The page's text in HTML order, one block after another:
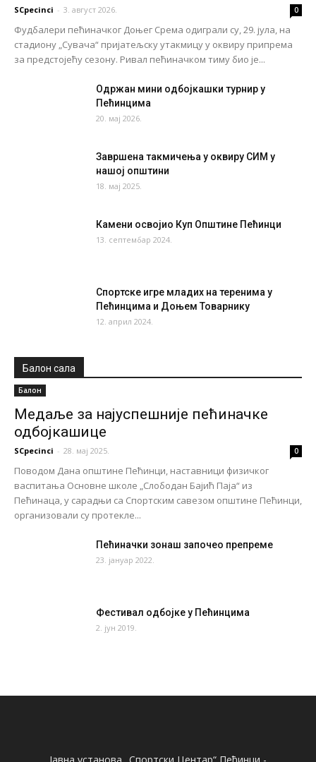
SCpecinci - 3. август 2026. 0
Фудбалери пећиначког Доњег Срема одиграли су, 29. јула, на
стадиону „Сувача“ пријатељску утакмицу у оквиру припрема
за предстојећу сезону. Ривал пећиначком тиму био је...
Одржан мини одбојкашки турнир у
Пећинцима
20. мај 2026.
Завршена такмичења у оквиру СИМ у
нашој општини
18. мај 2025.
Камени освојио Куп Општине Пећинци
13. септембар 2024.
Спортске игре младих на теренима у
Пећинцима и Доњем Товарнику
12. април 2024.
Балон сала
Балон
Медаље за најуспешније пећиначке
одбојкашице
SCpecinci - 28. мај 2025. 0
Поводом Дана општине Пећинци, наставници физичког
васпитања Основне школе „Слободан Бајић Паја“ из
Пећинаца, у сарадњи са Спортским савезом општине Пећинци,
организовали су протекле...
Пећиначки зонаш започео препреме
23. јануар 2022.
Фестивал одбојке у Пећинцима
2. јун 2019.